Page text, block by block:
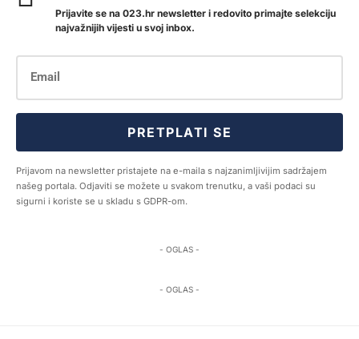
Prijavite se na 023.hr newsletter i redovito primajte selekciju
najvažnijih vijesti u svoj inbox.
PRETPLATI SE
Prijavom na newsletter pristajete na e-maila s najzanimljivijim sadržajem
našeg portala. Odjaviti se možete u svakom trenutku, a vaši podaci su
sigurni i koriste se u skladu s GDPR-om.
- OGLAS -
- OGLAS -